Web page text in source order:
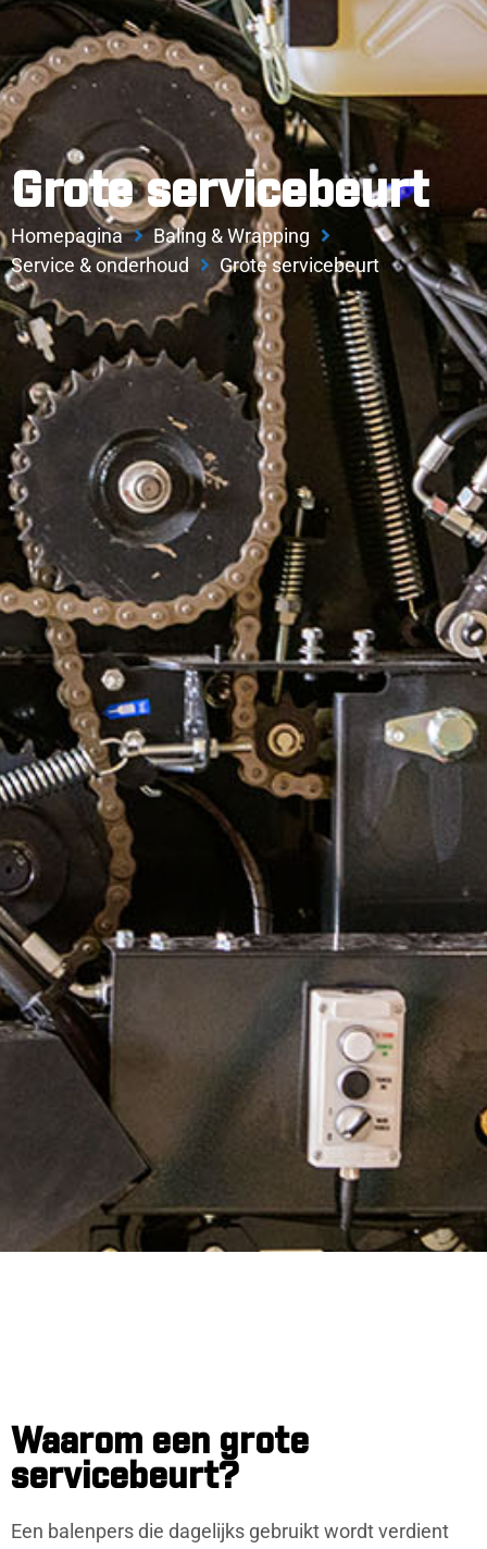
Grote servicebeurt
Homepagina
Baling & Wrapping
Service & onderhoud
Grote servicebeurt
Waarom een grote
servicebeurt?
Een balenpers die dagelijks gebruikt wordt verdient